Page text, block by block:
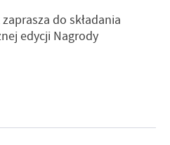
do składania
edycji Nagrody